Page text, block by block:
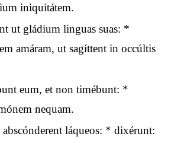
iniquitátem.
ut gládium linguas suas: *
amáram, ut sagíttent in occúltis
eum, et non timébunt: *
nequam.
láqueos: * dixérunt: